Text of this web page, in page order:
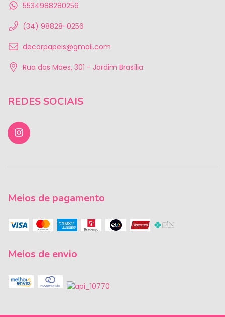
5534988280256
(34) 98828-0256
decorpapeis@gmail.com
Rua das Mães, 301 - Jardim Brasília
REDES SOCIAIS
Meios de pagamento
Meios de envio